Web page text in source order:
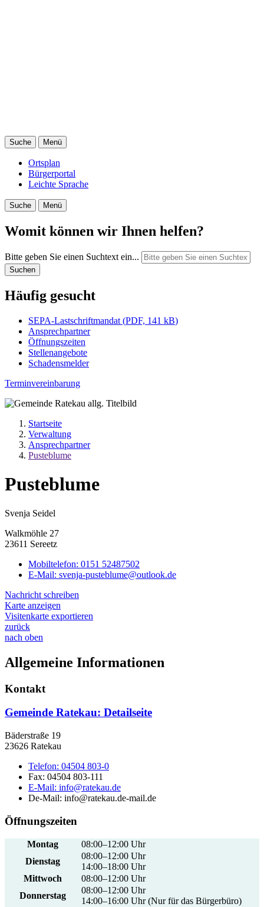
Suche Menü
Ortsplan
Bürgerportal
Leichte Sprache
Suche Menü
Womit können wir Ihnen helfen?
Bitte geben Sie einen Suchtext ein...
Suchen
Häufig gesucht
SEPA-Lastschriftmandat (PDF, 141 kB)
Ansprechpartner
Öffnungszeiten
Stellenangebote
Schadensmelder
Terminvereinbarung
Startseite
Verwaltung
Ansprechpartner
Pusteblume
Pusteblume
Svenja Seidel
Walkmöhle 27
23611 Sereetz
Mobiltelefon: 0151 52487502
E-Mail: svenja-pusteblume@outlook.de
Nachricht schreiben
Karte anzeigen
Visitenkarte exportieren
zurück
nach oben
Allgemeine Informationen
Kontakt
Gemeinde Ratekau: Detailseite
Bäderstraße 19
23626 Ratekau
Telefon: 04504 803-0
Fax: 04504 803-111
E-Mail: info@ratekau.de
De-Mail: info@ratekau.de-mail.de
Öffnungszeiten
Montag
08:00–12:00 Uhr
Dienstag
08:00–12:00 Uhr
14:00–18:00 Uhr
Mittwoch
08:00–12:00 Uhr
Donnerstag
08:00–12:00 Uhr
14:00–16:00 Uhr (Nur für das Bürgerbüro)